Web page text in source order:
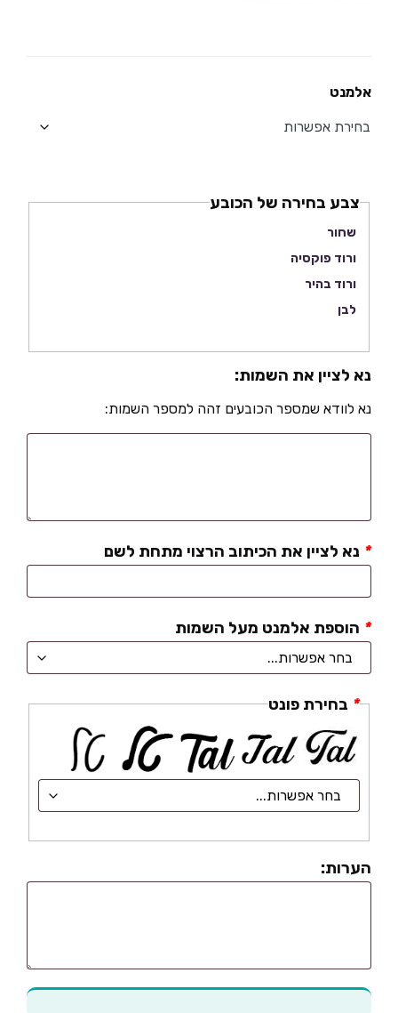
אלמנט
צבע בחירה של הכובע
שחור
ורוד פוקסיה
ורוד בהיר
לבן
נא לציין את השמות:
נא לוודא שמספר הכובעים זהה למספר השמות:
נא לציין את הכיתוב הרצוי מתחת לשם *
הוספת אלמנט מעל השמות *
בחירת פונט *
הערות: